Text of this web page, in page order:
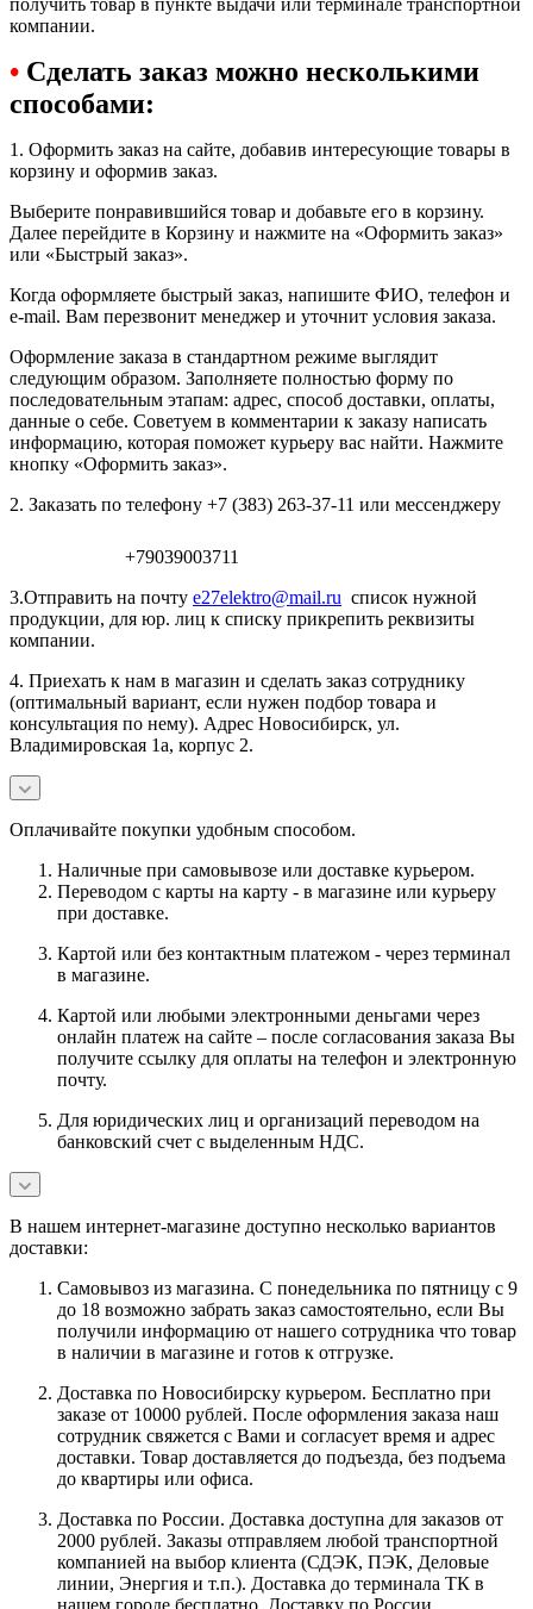
компании.
• Сделать заказ можно несколькими
способами:
1. Оформить заказ на сайте, добавив интересующие товары в
корзину и оформив заказ.
Выберите понравившийся товар и добавьте его в корзину.
Далее перейдите в Корзину и нажмите на «Оформить заказ»
или «Быстрый заказ».
Когда оформляете быстрый заказ, напишите ФИО, телефон и
e-mail. Вам перезвонит менеджер и уточнит условия заказа.
Оформление заказа в стандартном режиме выглядит
следующим образом. Заполняете полностью форму по
последовательным этапам: адрес, способ доставки, оплаты,
данные о себе. Советуем в комментарии к заказу написать
информацию, которая поможет курьеру вас найти. Нажмите
кнопку «Оформить заказ».
2. Заказать по телефону +7 (383) 263-37-11 или мессенджеру
+79039003711
3.Отправить на почту e27elektro@mail.ru список нужной
продукции, для юр. лиц к списку прикрепить реквизиты
компании.
4. Приехать к нам в магазин и сделать заказ сотруднику
(оптимальный вариант, если нужен подбор товара и
консультация по нему). Адрес Новосибирск, ул.
Владимировская 1а, корпус 2.
Оплачивайте покупки удобным способом.
Наличные при самовывозе или доставке курьером.
Переводом с карты на карту - в магазине или курьеру
при доставке.
Картой или без контактным платежом - через терминал
в магазине.
Картой или любыми электронными деньгами через
онлайн платеж на сайте – после согласования заказа Вы
получите ссылку для оплаты на телефон и электронную
почту.
Для юридических лиц и организаций переводом на
банковский счет с выделенным НДС.
В нашем интернет-магазине доступно несколько вариантов
доставки:
Самовывоз из магазина. С понедельника по пятницу с 9
до 18 возможно забрать заказ самостоятельно, если Вы
получили информацию от нашего сотрудника что товар
в наличии в магазине и готов к отгрузке.
Доставка по Новосибирску курьером. Бесплатно при
заказе от 10000 рублей. После оформления заказа наш
сотрудник свяжется с Вами и согласует время и адрес
доставки. Товар доставляется до подъезда, без подъема
до квартиры или офиса.
Доставка по России. Доставка доступна для заказов от
2000 рублей. Заказы отправляем любой транспортной
компанией на выбор клиента (СДЭК, ПЭК, Деловые
линии, Энергия и т.п.). Доставка до терминала ТК в
нашем городе бесплатно. Доставку по России